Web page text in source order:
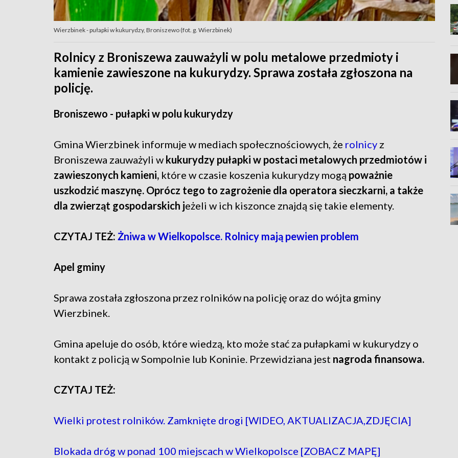
Wierzbinek - pułapki w kukurydzy, Broniszewo (fot. g. Wierzbinek)
Rolnicy z Broniszewa zauważyli w polu metalowe przedmioty i
kamienie zawieszone na kukurydzy. Sprawa została zgłoszona na
policję.
Broniszewo - pułapki w polu kukurydzy
Gmina Wierzbinek informuje w mediach społecznościowych, że rolnicy z
Broniszewa zauważyli w kukurydzy pułapki w postaci metalowych przedmiotów i
zawieszonych kamieni, które w czasie koszenia kukurydzy mogą poważnie
uszkodzić maszynę. Oprócz tego to zagrożenie dla operatora sieczkarni, a także
dla zwierząt gospodarskich jeżeli w ich kiszonce znajdą się takie elementy.
CZYTAJ TEŻ: Żniwa w Wielkopolsce. Rolnicy mają pewien problem
Apel gminy
Sprawa została zgłoszona przez rolników na policję oraz do wójta gminy
Wierzbinek.
Gmina apeluje do osób, które wiedzą, kto może stać za pułapkami w kukurydzy o
kontakt z policją w Sompolnie lub Koninie. Przewidziana jest nagroda finansowa.
CZYTAJ TEŻ:
Wielki protest rolników. Zamknięte drogi [WIDEO, AKTUALIZACJA,ZDJĘCIA]
Blokada dróg w ponad 100 miejscach w Wielkopolsce [ZOBACZ MAPĘ]